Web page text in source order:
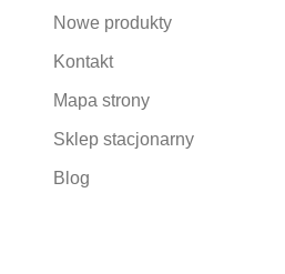
Nowe produkty
Kontakt
Mapa strony
Sklep stacjonarny
Blog